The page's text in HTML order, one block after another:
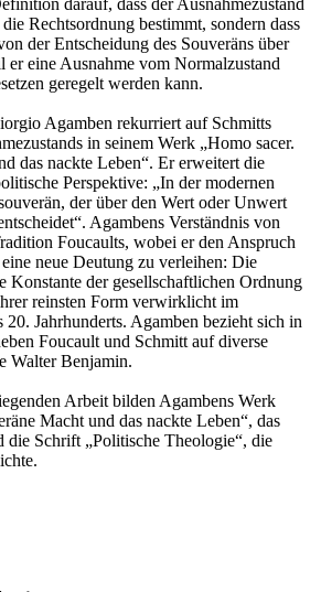
Rechtsordnung bestimmt, sondern dass
der Entscheidung des Souveräns über
er eine Ausnahme vom Normalzustand
geregelt werden kann.
Agamben rekurriert auf Schmitts
in seinem Werk „Homo sacer.
das nackte Leben“. Er erweitert die
Perspektive: „In der modernen
der über den Wert oder Unwert
Agambens Verständnis von
Foucaults, wobei er den Anspruch
neue Deutung zu verleihen: Die
Konstante der gesellschaftlichen Ordnung
reinsten Form verwirklicht im
20. Jahrhunderts. Agamben bezieht sich in
Foucault und Schmitt auf diverse
Walter Benjamin.
Arbeit bilden Agambens Werk
Macht und das nackte Leben“, das
die Schrift „Politische Theologie“, die